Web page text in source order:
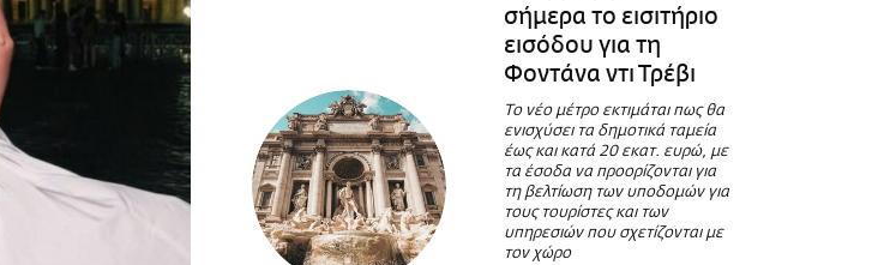
σήμερα το εισιτήριο
εισόδου για τη
Φοντάνα ντι Τρέβι
Το νέο μέτρο εκτιμάται πως θα
ενισχύσει τα δημοτικά ταμεία
έως και κατά 20 εκατ. ευρώ, με
τα έσοδα να προορίζονται για
τη βελτίωση των υποδομών για
τους τουρίστες και των
υπηρεσιών που σχετίζονται με
τον χώρο